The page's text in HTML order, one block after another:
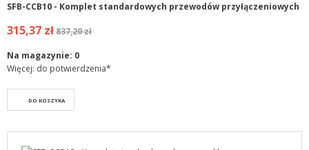
SFB-CCB10 - Komplet standardowych przewodów przyłączeniowych
315,37 zł837,20 zł
Na magazynie: 0
Więcej: do potwierdzenia*
DO KOSZYKA